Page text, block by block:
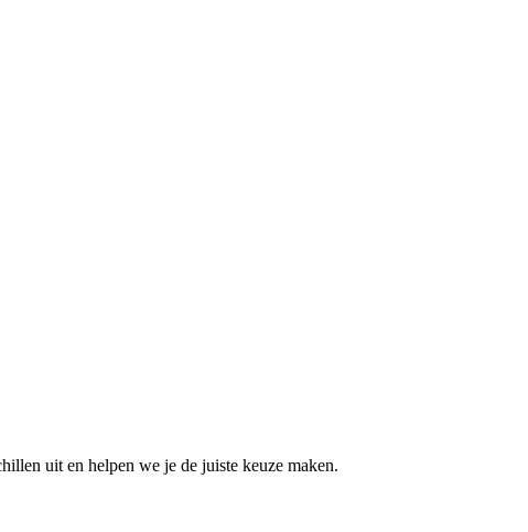
uit en helpen we je de juiste keuze maken.